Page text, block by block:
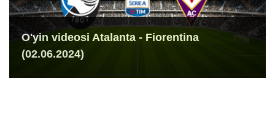
O'yin videosi Atalanta - Fiorentina
(02.06.2024)